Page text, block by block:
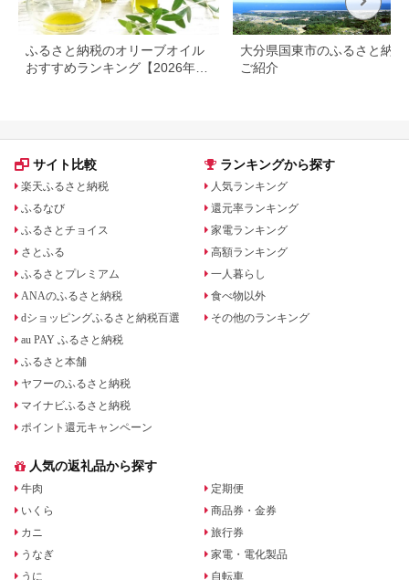
ふるさと納税のオリーブオイル
おすすめランキング【2026年最
大分県国東市のふるさと納税
ご紹介
サイト比較
楽天ふるさと納税
ふるなび
ふるさとチョイス
さとふる
ふるさとプレミアム
ANAのふるさと納税
dショッピングふるさと納税百選
au PAY ふるさと納税
ふるさと本舗
ヤフーのふるさと納税
マイナビふるさと納税
ポイント還元キャンペーン
ランキングから探す
人気ランキング
還元率ランキング
家電ランキング
高額ランキング
一人暮らし
食べ物以外
その他のランキング
人気の返礼品から探す
牛肉
いくら
カニ
うなぎ
うに
定期便
商品券・金券
旅行券
家電・電化製品
自転車